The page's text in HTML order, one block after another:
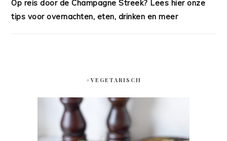
Op reis door de Champagne Streek? Lees hier onze
tips voor overnachten, eten, drinken en meer
#VEGETARISCH